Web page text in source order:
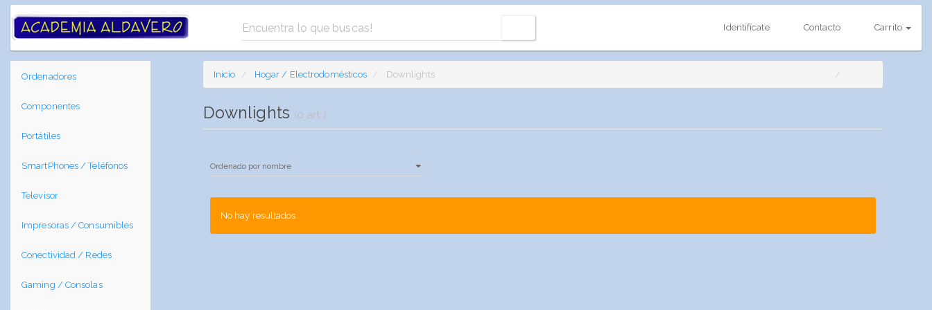
Identifícate Contacto Carrito
Ordenadores
Componentes
Portátiles
SmartPhones / Teléfonos
Televisor
Impresoras / Consumibles
Conectividad / Redes
Gaming / Consolas
Inicio Hogar / Electrodomésticos Downlights
Downlights (0 art.)
No hay resultados.